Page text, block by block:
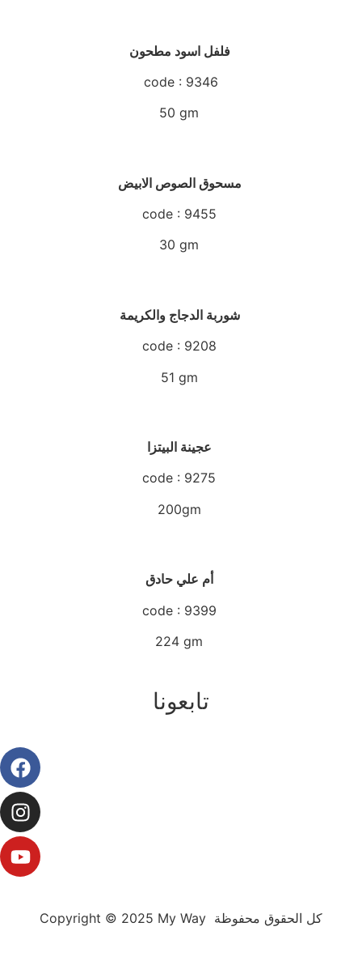
فلفل اسود مطحون
code : 9346
50 gm
code : 9455
30 gm
شوربة الدجاج والكريمة
code : 9208
51 gm
code : 9275
200gm
code : 9399
224 gm
تابعونا
Copyright © 2025 My Way كل الحقوق محفوظة